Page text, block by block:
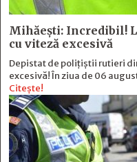
Mihăești: Incredibil!
cu viteză excesivă
Depistat de polițiștii rutieri
excesivă! În ziua de 06
Citește!